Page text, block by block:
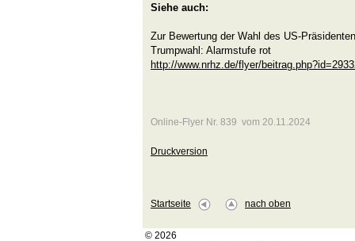
Siehe auch:
Zur Bewertung der Wahl des US-
Trumpwahl: Alarmstufe rot
http://www.nrhz.de/flyer/
Online-Flyer Nr. 839 vom 20.11.2024
Druckversion
Startseite nach oben
© 2026